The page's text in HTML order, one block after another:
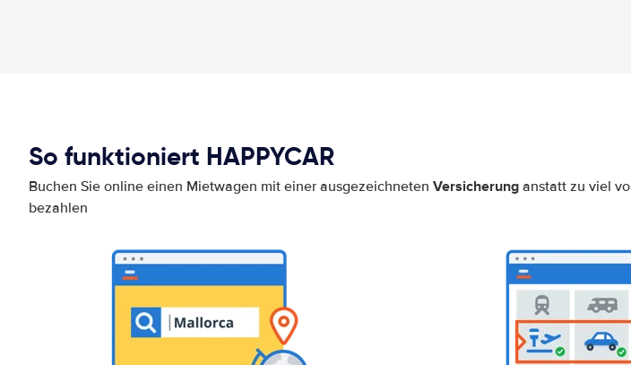
So funktioniert HAPPYCAR
Buchen Sie online einen Mietwagen mit einer ausgezeichneten Versicherung anstatt zu viel
bezahlen